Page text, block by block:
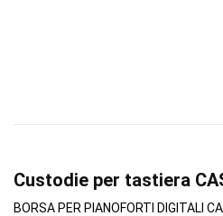
Custodie per tastiera
BORSA PER PIANOFORTI DIGITALI